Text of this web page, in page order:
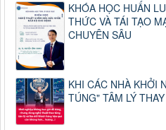
KHÓA HỌC HUẤN
THỨC VÀ TÁI TẠO
CHUYÊN SÂU
KHI CÁC NHÀ KHỞI
TÚNG" TÂM LÝ